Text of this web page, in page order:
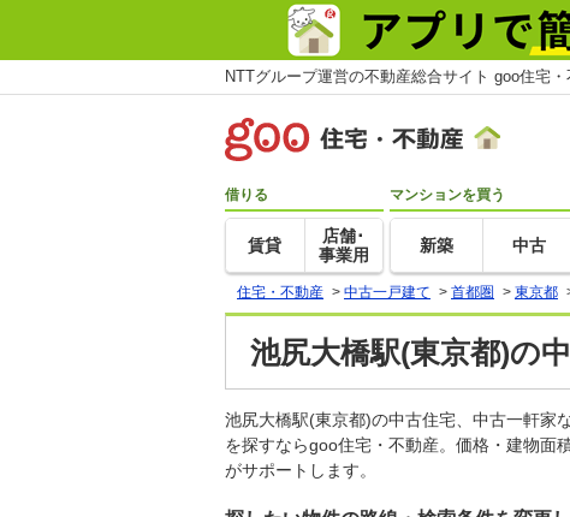
NTTグループ運営の不動産総合サイト goo住宅・
借りる
賃貸
店舗･
事業用
マンションを買う
新築 中古
住宅・不動産 > 中古一戸建て > 首都圏 > 東京都
池尻大橋駅(東京都)の
池尻大橋駅(東京都)の中古住宅、中古一軒家
を探すならgoo住宅・不動産。価格・建物面
がサポートします。